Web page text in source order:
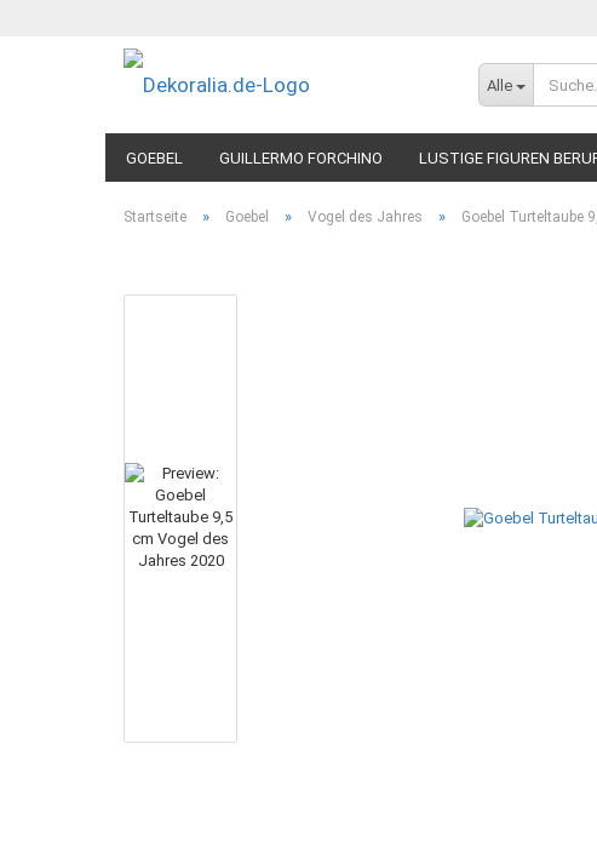
Alle
GOEBEL GUILLERMO FORCHINO LUSTIGE FIGUREN
Startseite » Goebel » Vogel des Jahres » Goebel Turteltaube